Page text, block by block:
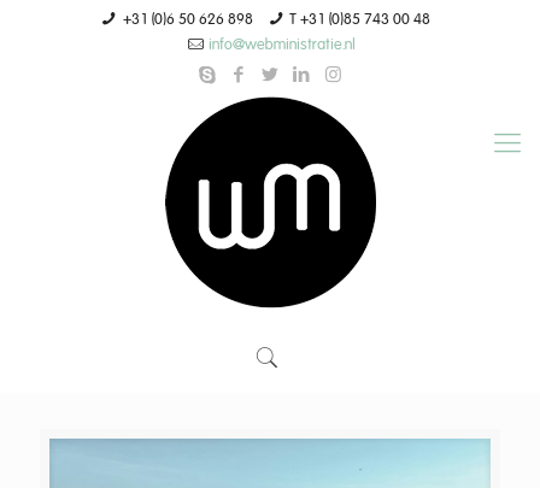
+31 (0)6 50 626 898
T +31 (0)85 743 00 48
info@webministratie.nl